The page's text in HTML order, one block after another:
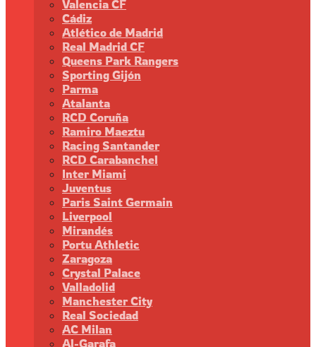
Valencia CF
Cádiz
Atlético de Madrid
Real Madrid CF
Queens Park Rangers
Sporting Gijón
Parma
Atalanta
RCD Coruña
Ramiro Maeztu
Racing Santander
RCD Carabanchel
Inter Miami
Juventus
Paris Saint Germain
Liverpool
Mirandés
Portu Athletic
Zaragoza
Crystal Palace
Valladolid
Manchester City
Real Sociedad
AC Milan
Al-Garafa